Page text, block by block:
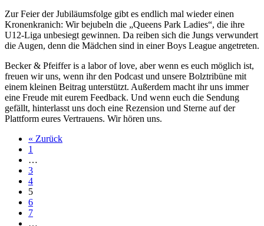
Zur Feier der Jubiläumsfolge gibt es endlich mal wieder einen
Kronenkranich: Wir bejubeln die „Queens Park Ladies“, die ihre
U12-Liga unbesiegt gewinnen. Da reiben sich die Jungs verwundert
die Augen, denn die Mädchen sind in einer Boys League angetreten.
Becker & Pfeiffer is a labor of love, aber wenn es euch möglich ist,
freuen wir uns, wenn ihr den Podcast und unsere Bolztribüne mit
einem kleinen Beitrag unterstützt. Außerdem macht ihr uns immer
eine Freude mit eurem Feedback. Und wenn euch die Sendung
gefällt, hinterlasst uns doch eine Rezension und Sterne auf der
Plattform eures Vertrauens. Wir hören uns.
« Zurück
1
…
3
4
5
6
7
…